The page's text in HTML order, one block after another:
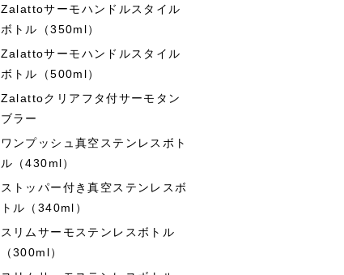
Zalattoサーモハンドルスタイル
ボトル（350ml）
Zalattoサーモハンドルスタイル
ボトル（500ml）
Zalattoクリアフタ付サーモタン
ブラー
ワンプッシュ真空ステンレスボト
ル（430ml）
ストッパー付き真空ステンレスボ
トル（340ml）
スリムサーモステンレスボトル
（300ml）